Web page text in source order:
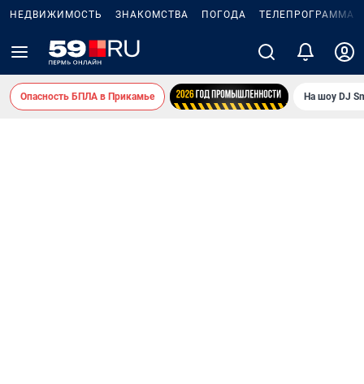
НЕДВИЖИМОСТЬ ЗНАКОМСТВА ПОГОДА ТЕЛЕПРОГРАММА
Опасность БПЛА в Прикамье На шоу DJ